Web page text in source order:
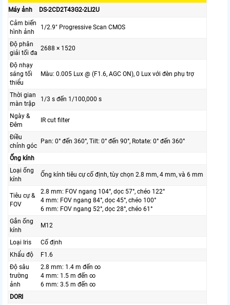
Máy ảnh
DS-2CD2T43G2-2LI2U
Cảm biến
hình ảnh
1/2.9" Progressive Scan CMOS
Độ phân
giải tối đa
2688 × 1520
Độ nhạy
sáng tối
thiểu
Màu: 0.005 Lux @ (F1.6, AGC ON), 0 Lux với đèn phụ trợ
Thời gian
màn trập
1/3 s đến 1/100,000 s
Ngày &
Đêm
IR cut filter
Điều
chỉnh góc
Pan: 0° đến 360°, Tilt: 0° đến 90°, Rotate: 0° đến 360°
Ống kính
Loại ống
kính
Ống kính tiêu cự cố định, tùy chọn 2.8 mm, 4 mm, và 6 mm
Tiêu cự &
FOV
2.8 mm: FOV ngang 104°, dọc 57°, chéo 122°
4 mm: FOV ngang 84°, dọc 45°, chéo 100°
6 mm: FOV ngang 52°, dọc 28°, chéo 61°
Gắn ống
kính
M12
Loại Iris
Cố định
Khẩu độ
F1.6
Độ sâu
trường
ảnh
2.8 mm: 1.4 m đến ∞
4 mm: 1.5 m đến ∞
6 mm: 3.5 m đến ∞
DORI